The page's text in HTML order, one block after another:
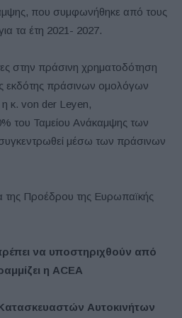
που συμφωνήθηκε από τους
τα έτη 2021- 2027.
στην πράσινη χρηματοδότηση
εκδότης πράσινων ομολόγων
κ. von der Leyen,
του Ταμείου Ανάκαμψης των
μέσω των πράσινων
της Προέδρου της Ευρωπαϊκής
να υποστηριχθούν από
η ACEA
Αυτοκινήτων